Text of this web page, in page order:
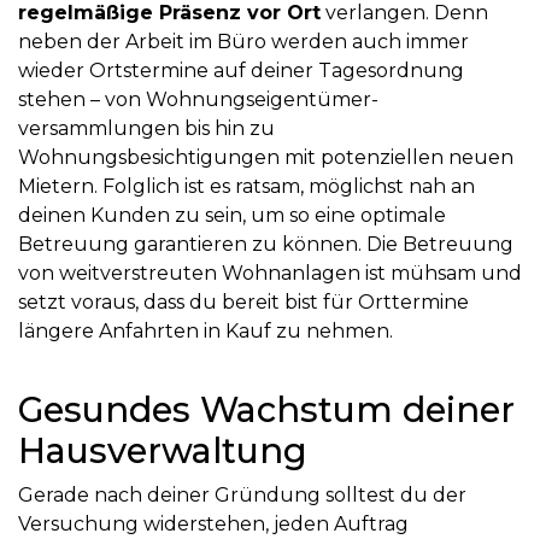
regelmäßige Präsenz vor Ort verlangen. Denn
neben der Arbeit im Büro werden auch immer
wieder Ortstermine auf deiner Tagesordnung
stehen – von Wohnungseigentümer­
versammlungen bis hin zu
Wohnungsbesichtigungen mit potenziellen neuen
Mietern. Folglich ist es ratsam, möglichst nah an
deinen Kunden zu sein, um so eine optimale
Betreuung garantieren zu können. Die Betreuung
von weitverstreuten Wohnanlagen ist mühsam und
setzt voraus, dass du bereit bist für Orttermine
längere Anfahrten in Kauf zu nehmen.
Gesundes Wachstum deiner
Hausverwaltung
Gerade nach deiner Gründung solltest du der
Versuchung widerstehen, jeden Auftrag